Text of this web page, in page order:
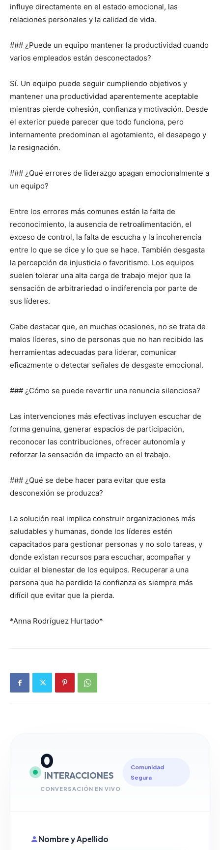
influye directamente en el estado emocional, las
relaciones personales y la calidad de vida.
### ¿Puede un equipo mantener la productividad cuando
varios empleados están desconectados?
Sí. Un equipo puede seguir cumpliendo objetivos y
mantener una productividad aparentemente aceptable
mientras pierde cohesión, confianza y motivación. Desde
el exterior puede parecer que todo funciona, pero
internamente predominan el agotamiento, el desapego y
la resignación.
### ¿Qué errores de liderazgo apagan emocionalmente a
un equipo?
Entre los errores más comunes están la falta de
reconocimiento, la ausencia de retroalimentación, el
exceso de control, la falta de escucha y la incoherencia
entre lo que se dice y lo que se hace. También desgasta
la percepción de injusticia o favoritismo. Los equipos
suelen tolerar una alta carga de trabajo mejor que la
sensación de arbitrariedad o indiferencia por parte de
sus líderes.
Cabe destacar que, en muchas ocasiones, no se trata de
malos líderes, sino de personas que no han recibido las
herramientas adecuadas para liderar, comunicar
eficazmente o detectar señales de desgaste emocional.
### ¿Cómo se puede revertir una renuncia silenciosa?
Las intervenciones más efectivas incluyen escuchar de
forma genuina, generar espacios de participación,
reconocer las contribuciones, ofrecer autonomía y
reforzar la sensación de impacto en el trabajo.
### ¿Qué se debe hacer para evitar que esta
desconexión se produzca?
La solución real implica construir organizaciones más
saludables y humanas, donde los líderes estén
capacitados para gestionar personas y no solo tareas, y
donde existan recursos para escuchar, acompañar y
cuidar el bienestar de los equipos. Recuperar a una
persona que ha perdido la confianza es siempre más
difícil que evitar que la pierda.
*Anna Rodríguez Hurtado*
0
INTERACCIONES
CONVERSACIÓN EN VIVO
Comunidad
Segura
Nombre y Apellido